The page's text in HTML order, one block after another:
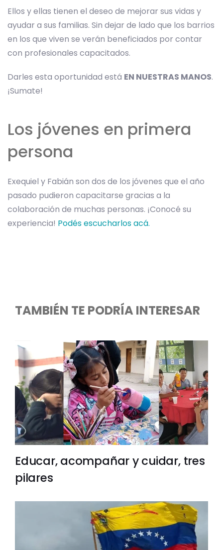
Ellos y ellas tienen el deseo de mejorar sus vidas y
ayudar a sus familias. Sin dejar de lado que los barrios
en los que viven se verán beneficiados por contar
con profesionales capacitados.
Darles esta oportunidad está EN NUESTRAS MANOS.
¡Sumate!
Los jóvenes en primera
persona
Exequiel y Fabián son dos de los jóvenes que el año
pasado pudieron capacitarse gracias a la
colaboración de muchas personas. ¡Conocé su
experiencia! Podés escucharlos acá.
TAMBIÉN TE PODRÍA INTERESAR
Educar, acompañar y cuidar, tres
pilares